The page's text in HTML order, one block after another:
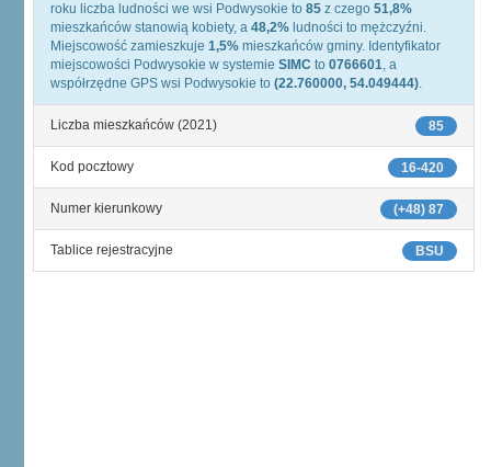
roku liczba ludności we wsi Podwysokie to 85 z czego 51,8%
mieszkańców stanowią kobiety, a 48,2% ludności to mężczyźni.
Miejscowość zamieszkuje 1,5% mieszkańców gminy. Identyfikator
miejscowości Podwysokie w systemie SIMC to 0766601, a
współrzędne GPS wsi Podwysokie to (22.760000, 54.049444).
85
Liczba mieszkańców (2021)
16-420
Kod pocztowy
(+48) 87
Numer kierunkowy
BSU
Tablice rejestracyjne